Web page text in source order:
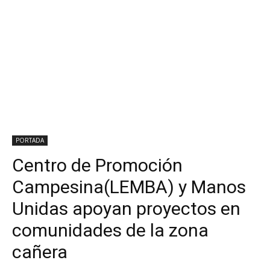
PORTADA
Centro de Promoción
Campesina(LEMBA) y Manos
Unidas apoyan proyectos en
comunidades de la zona
cañera